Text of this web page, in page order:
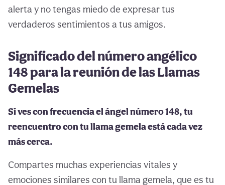
alerta y no tengas miedo de expresar tus
verdaderos sentimientos a tus amigos.
Significado del número angélico
148 para la reunión de las Llamas
Gemelas
Si ves con frecuencia el ángel número 148, tu
reencuentro con tu llama gemela está cada vez
más cerca.
Compartes muchas experiencias vitales y
emociones similares con tu llama gemela, que es tu